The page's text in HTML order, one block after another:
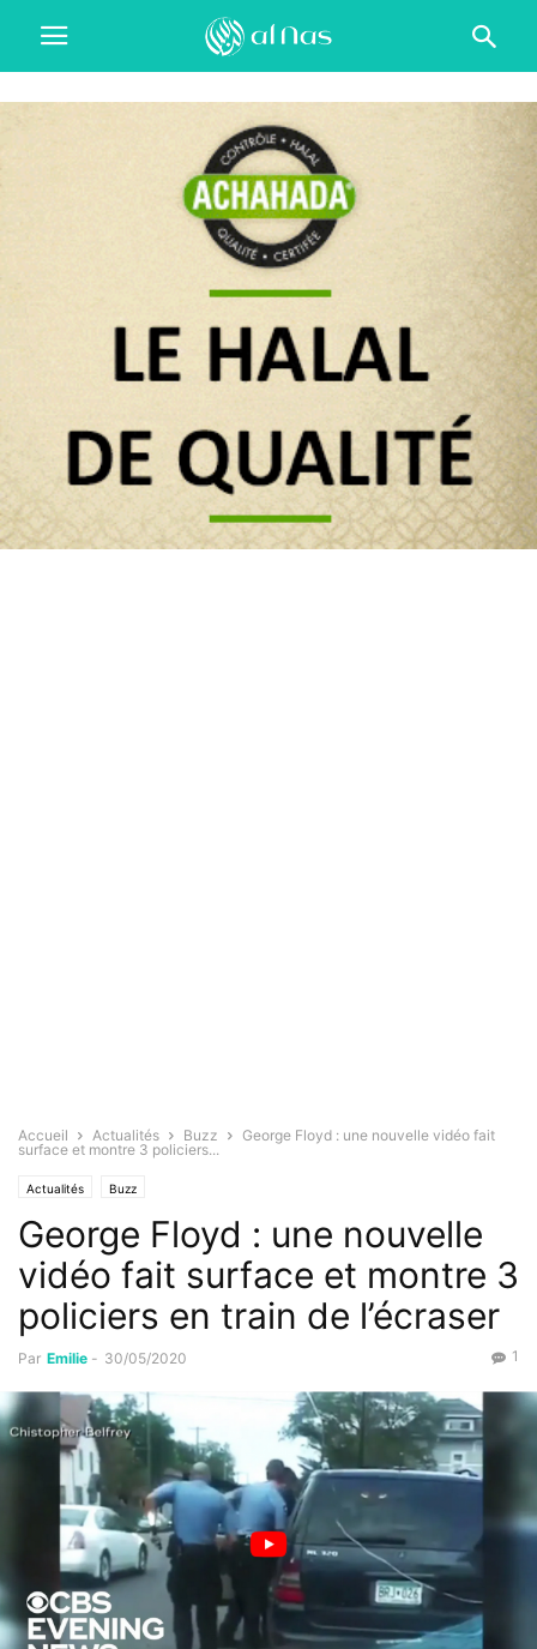
Accueil Actualités Buzz
George Floyd : une nouvelle vidéo fait
surface et montre 3 policiers...
Actualités Buzz
George Floyd : une nouvelle
vidéo fait surface et montre 3
policiers en train de l’écraser
Par Emilie - 30/05/2020 1